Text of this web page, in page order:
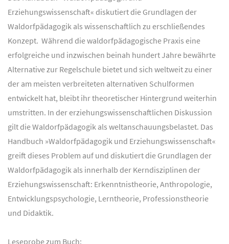
Erziehungswissenschaft« diskutiert die Grundlagen der
Waldorfpädagogik als wissenschaftlich zu erschließendes
Konzept. Während die waldorfpädagogische Praxis eine
erfolgreiche und inzwischen beinah hundert Jahre bewährte
Alternative zur Regelschule bietet und sich weltweit zu einer
der am meisten verbreiteten alternativen Schulformen
entwickelt hat, bleibt ihr theoretischer Hintergrund weiterhin
umstritten. In der erziehungswissenschaftlichen Diskussion
gilt die Waldorfpädagogik als weltanschauungsbelastet. Das
Handbuch »Waldorfpädagogik und Erziehungswissenschaft«
greift dieses Problem auf und diskutiert die Grundlagen der
Waldorfpädagogik als innerhalb der Kerndisziplinen der
Erziehungswissenschaft: Erkenntnistheorie, Anthropologie,
Entwicklungspsychologie, Lerntheorie, Professionstheorie
und Didaktik.
Leseprobe zum Buch: